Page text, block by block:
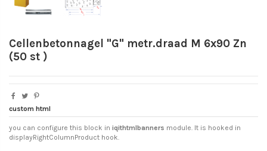
Cellenbetonnagel "G" metr.draad M 6x90 Zn
(50 st )
custom html
you can configure this block in iqithtmlbanners module. It is hooked in
displayRightColumnProduct hook.